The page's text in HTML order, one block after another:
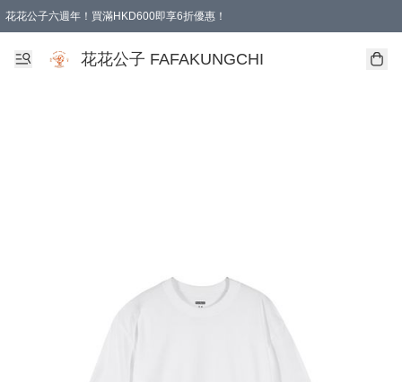
花花公子六週年！買滿HKD600即享6折優惠！
購物滿 HKD 600.00即享免運費優惠！（適用於 本地取貨 )
花花公子 FAFAKUNGCHI